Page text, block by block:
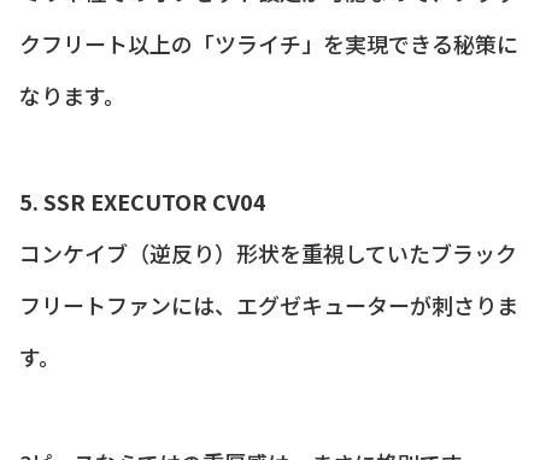
クフリート以上の「ツライチ」を実現できる秘策に
なります。
5. SSR EXECUTOR CV04
コンケイブ（逆反り）形状を重視していたブラック
フリートファンには、エグゼキューターが刺さりま
す。